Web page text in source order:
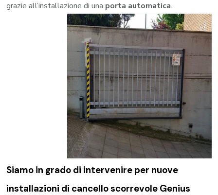
grazie all’installazione di una porta automatica.
Siamo in grado di intervenire per nuove
installazioni di cancello scorrevole Genius